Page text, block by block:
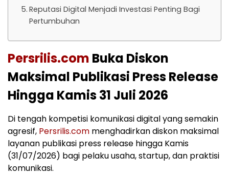
Reputasi Digital Menjadi Investasi Penting Bagi
Pertumbuhan
Persrilis.com Buka Diskon
Maksimal Publikasi Press Release
Hingga Kamis 31 Juli 2026
Di tengah kompetisi komunikasi digital yang semakin
agresif, Persrilis.com menghadirkan diskon maksimal
layanan publikasi press release hingga Kamis
(31/07/2026) bagi pelaku usaha, startup, dan praktisi
komunikasi.